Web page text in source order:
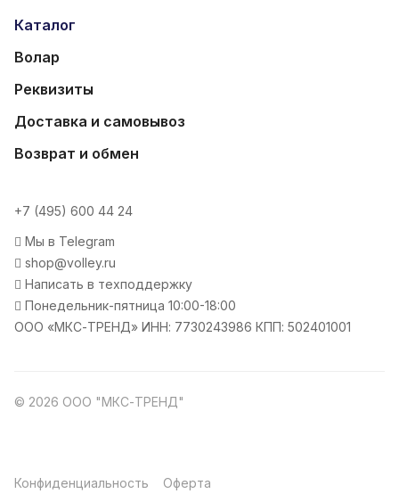
Каталог
Волар
Реквизиты
Доставка и самовывоз
Возврат и обмен
+7 (495) 600 44 24
Мы в Telegram
shop@volley.ru
Написать в техподдержку
Понедельник-пятница 10:00-18:00
ООО «МКС-ТРЕНД» ИНН: 7730243986 КПП: 502401001
© 2026 ООО "МКС-ТРЕНД"
Конфиденциальность Оферта